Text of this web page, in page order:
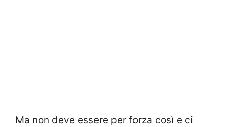
Ma non deve essere per forza così e ci